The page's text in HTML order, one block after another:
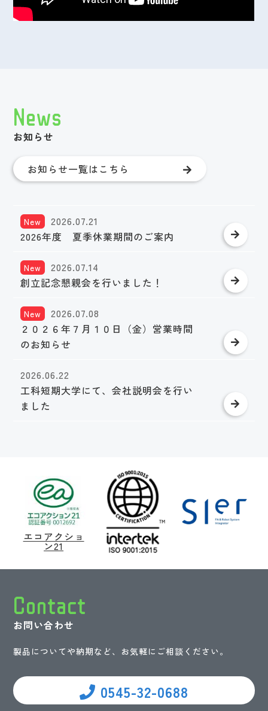
News
お知らせ
お知らせ一覧はこちら
New
2026.07.21
2026年度 夏季休業期間のご案内
New
2026.07.14
創立記念懇親会を行いました！
New
2026.07.08
２０２６年７月１０日（金）営業時間
のお知らせ
2026.06.22
工科短期大学にて、会社説明会を行い
ました
エコアクショ
ン21
Contact
お問い合わせ
製品についてや納期など、お気軽にご相談ください。
0545-32-0688